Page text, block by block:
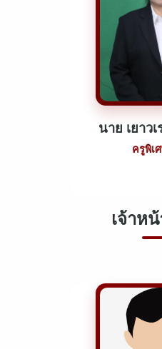
นาย เยาว
ครูพิเ
เจ้าห